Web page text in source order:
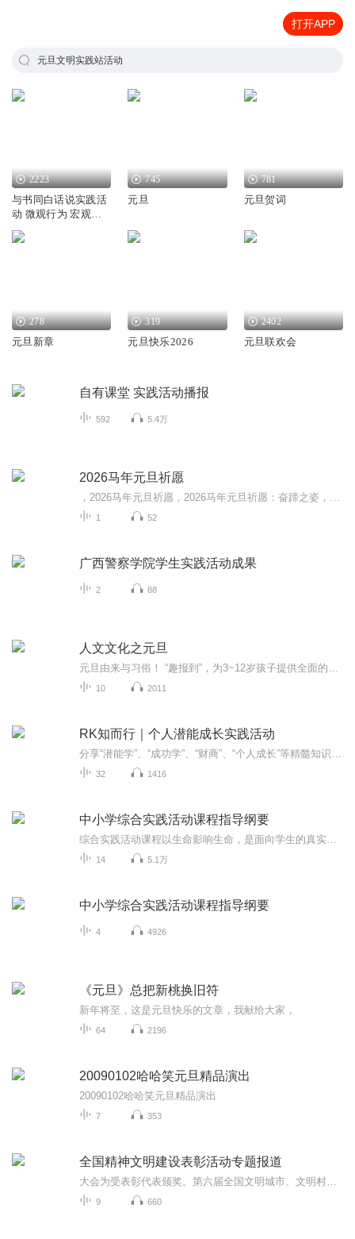
打开APP
元旦文明实践站活动
2223
与书同白话说实践活
动 微观行为 宏观文
明
745
元旦
781
元旦贺词
278
元旦新章
319
元旦快乐2026
2402
元旦联欢会
自有课堂 实践活动播报
592 5.4万
2026马年元旦祈愿
1 52
广西警察学院学生实践活动成果
2 88
人文文化之元旦
10 2011
RK知而行｜个人潜能成长实践活动
32 1416
中小学综合实践活动课程指导纲要
14 5.1万
中小学综合实践活动课程指导纲要
4 4926
《元旦》总把新桃换旧符
新年将至，这是元旦快乐的文章，我献给大家，
64 2196
20090102哈哈笑元旦精品演出
20090102哈哈笑元旦精品演出
7 353
全国精神文明建设表彰活动专题报道
9 660